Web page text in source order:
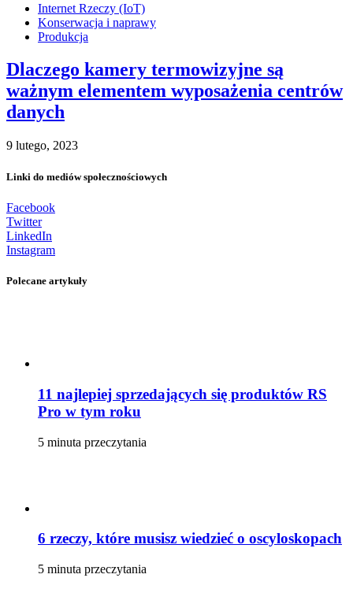
Internet Rzeczy (IoT)
Konserwacja i naprawy
Produkcja
Dlaczego kamery termowizyjne są
ważnym elementem wyposażenia centrów
danych
9 lutego, 2023
Linki do mediów społecznościowych
Facebook
Twitter
LinkedIn
Instagram
Polecane artykuły
11 najlepiej sprzedających się produktów RS
Pro w tym roku
5 minuta przeczytania
6 rzeczy, które musisz wiedzieć o oscyloskopach
5 minuta przeczytania